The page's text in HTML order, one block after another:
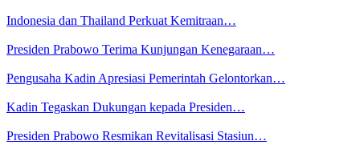
Indonesia dan Thailand Perkuat Kemitraan…
Presiden Prabowo Terima Kunjungan Kenegaraan…
Pengusaha Kadin Apresiasi Pemerintah Gelontorkan…
Kadin Tegaskan Dukungan kepada Presiden…
Presiden Prabowo Resmikan Revitalisasi Stasiun…